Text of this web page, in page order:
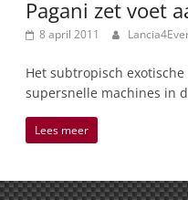
Pagani zet voet
8 april 2011
Het subtropisch
supersnelle machines in
Lees meer